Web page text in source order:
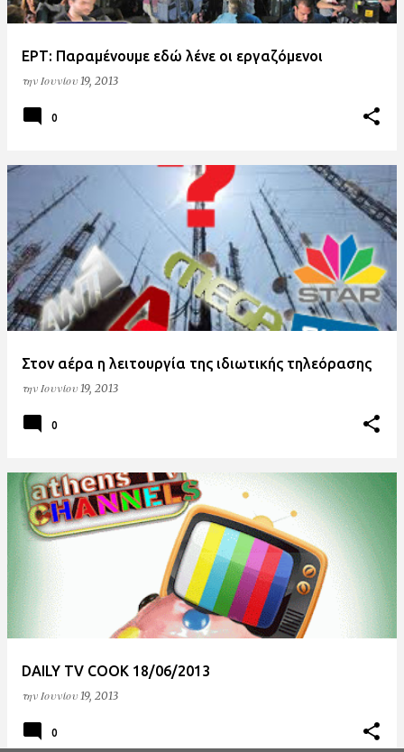
ΕΡΤ: Παραμένουμε εδώ λένε οι εργαζόμενοι
την Ιουνίου 19, 2013
0
Στον αέρα η λειτουργία της ιδιωτικής τηλεόρασης
την Ιουνίου 19, 2013
0
DAILY TV COOK 18/06/2013
την Ιουνίου 19, 2013
0